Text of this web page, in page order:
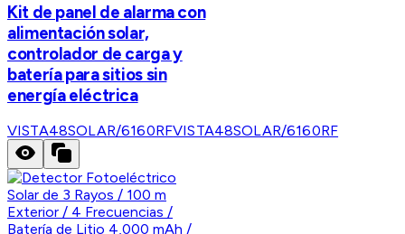
Kit de panel de alarma con
alimentación solar,
controlador de carga y
batería para sitios sin
energía eléctrica
VISTA48SOLAR/6160RFVISTA48SOLAR/6160RF